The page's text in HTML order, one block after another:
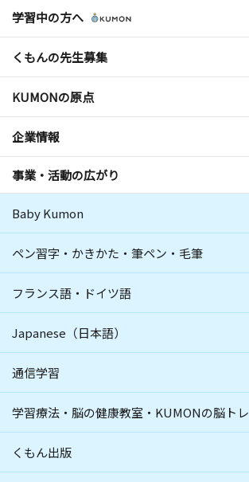
学習中の方へ
くもんの先生募集
KUMONの原点
企業情報
事業・活動の広がり
Baby Kumon
ペン習字・かきかた・筆ペン・毛筆
フランス語・ドイツ語
Japanese（日本語）
通信学習
学習療法・脳の健康教室・KUMONの脳トレ
くもん出版